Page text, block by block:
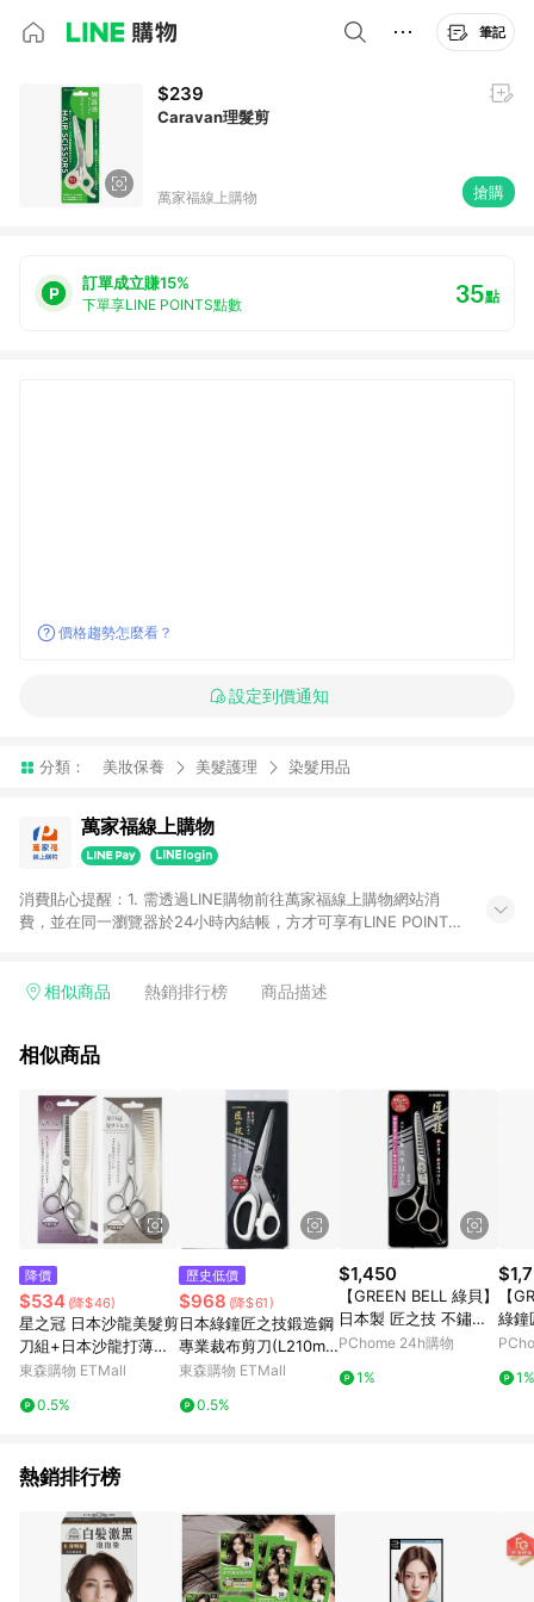
筆記
$239
Caravan理髮剪
萬家福線上購物 搶購
訂單成立賺15%
下單享LINE POINTS點數 35點
價格趨勢怎麼看？
設定到價通知
分類： 美妝保養 美髮護理 染髮用品
萬家福線上購物
消費貼心提醒：1. 需透過LINE購物前往萬家福線上購物網站消
費，並在同一瀏覽器於24小時內結帳，方才可享有LINE POINTS
4. 不具回饋資格種類商品：電子禮券。 5. 回饋點數計算將排除訂
錄，相關問題請於保留時間內聯絡客服中心，並由康達盛通生活
提供簡單、快速、輕鬆的購物流程及體驗，將不定期推出精選、
話題性或期間限定商品來滿足您的喜好。
相似商品 熱銷排行榜 商品描述
相似商品
降價
$534 (降$46)
星之冠 日本沙龍美髮剪
刀組+日本沙龍打薄剪
刀組-2件組
東森購物 ETMall
0.5%
歷史低價
$968 (降$61)
日本綠鐘匠之技鍛造鋼
專業裁布剪刀(L210m
m)G-5131
東森購物 ETMall
0.5%
$1,450
【GREEN BELL 綠貝】
日本製 匠之技 不鏽鋼
打薄理髮剪(打薄剪、
龍剪刀)
PChome 24h購物
1%
【
綠鐘
硬
1%
熱銷排行榜